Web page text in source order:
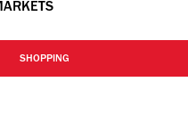
SHOPPING